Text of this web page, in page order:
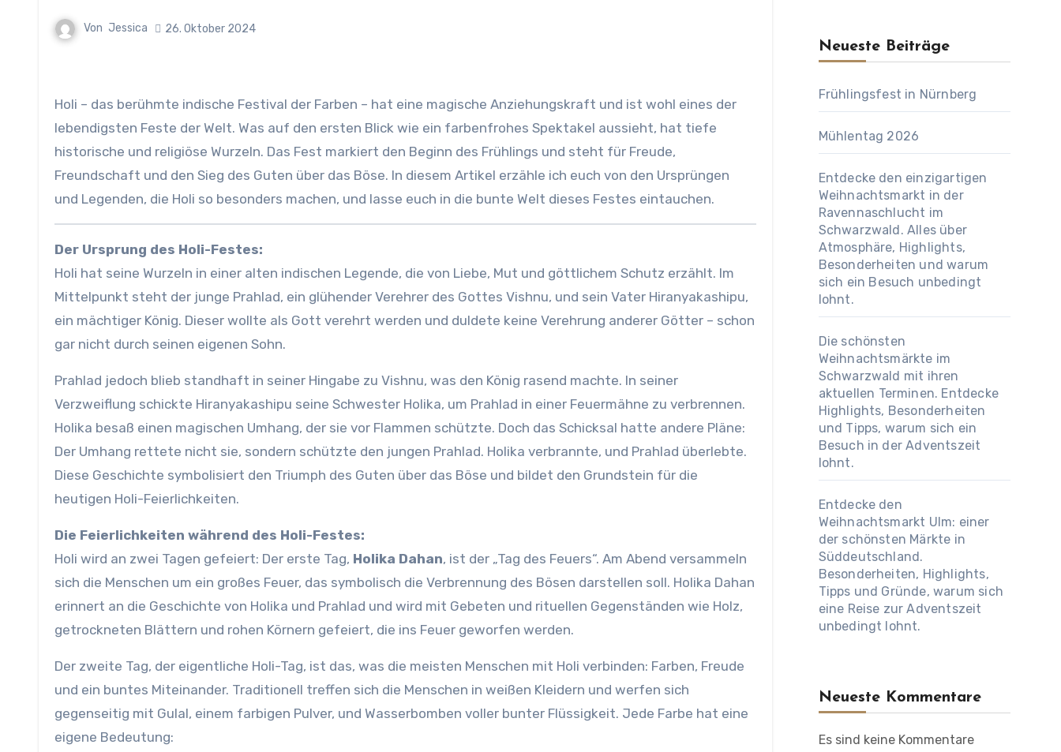
Von Jessica 26. Oktober 2024
Holi – das berühmte indische Festival der Farben – hat eine magische Anziehungskraft und ist wohl eines der
lebendigsten Feste der Welt. Was auf den ersten Blick wie ein farbenfrohes Spektakel aussieht, hat tiefe
historische und religiöse Wurzeln. Das Fest markiert den Beginn des Frühlings und steht für Freude,
Freundschaft und den Sieg des Guten über das Böse. In diesem Artikel erzähle ich euch von den Ursprüngen
und Legenden, die Holi so besonders machen, und lasse euch in die bunte Welt dieses Festes eintauchen.
Der Ursprung des Holi-Festes:
Holi hat seine Wurzeln in einer alten indischen Legende, die von Liebe, Mut und göttlichem Schutz erzählt. Im
Mittelpunkt steht der junge Prahlad, ein glühender Verehrer des Gottes Vishnu, und sein Vater Hiranyakashipu,
ein mächtiger König. Dieser wollte als Gott verehrt werden und duldete keine Verehrung anderer Götter – schon
gar nicht durch seinen eigenen Sohn.
Prahlad jedoch blieb standhaft in seiner Hingabe zu Vishnu, was den König rasend machte. In seiner
Verzweiflung schickte Hiranyakashipu seine Schwester Holika, um Prahlad in einer Feuermähne zu verbrennen.
Holika besaß einen magischen Umhang, der sie vor Flammen schützte. Doch das Schicksal hatte andere Pläne:
Der Umhang rettete nicht sie, sondern schützte den jungen Prahlad. Holika verbrannte, und Prahlad überlebte.
Diese Geschichte symbolisiert den Triumph des Guten über das Böse und bildet den Grundstein für die
heutigen Holi-Feierlichkeiten.
Die Feierlichkeiten während des Holi-Festes:
Holi wird an zwei Tagen gefeiert: Der erste Tag, Holika Dahan, ist der „Tag des Feuers“. Am Abend versammeln
sich die Menschen um ein großes Feuer, das symbolisch die Verbrennung des Bösen darstellen soll. Holika Dahan
erinnert an die Geschichte von Holika und Prahlad und wird mit Gebeten und rituellen Gegenständen wie Holz,
getrockneten Blättern und rohen Körnern gefeiert, die ins Feuer geworfen werden.
Der zweite Tag, der eigentliche Holi-Tag, ist das, was die meisten Menschen mit Holi verbinden: Farben, Freude
und ein buntes Miteinander. Traditionell treffen sich die Menschen in weißen Kleidern und werfen sich
gegenseitig mit Gulal, einem farbigen Pulver, und Wasserbomben voller bunter Flüssigkeit. Jede Farbe hat eine
eigene Bedeutung:
Neueste Beiträge
Frühlingsfest in Nürnberg
Mühlentag 2026
Entdecke den einzigartigen
Weihnachtsmarkt in der
Ravennaschlucht im
Schwarzwald. Alles über
Atmosphäre, Highlights,
Besonderheiten und warum
sich ein Besuch unbedingt
lohnt.
Die schönsten
Weihnachtsmärkte im
Schwarzwald mit ihren
aktuellen Terminen. Entdecke
Highlights, Besonderheiten
und Tipps, warum sich ein
Besuch in der Adventszeit
lohnt.
Entdecke den
Weihnachtsmarkt Ulm: einer
der schönsten Märkte in
Süddeutschland.
Besonderheiten, Highlights,
Tipps und Gründe, warum sich
eine Reise zur Adventszeit
unbedingt lohnt.
Neueste Kommentare
Es sind keine Kommentare